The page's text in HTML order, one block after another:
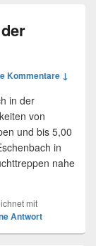
Kommentare ↓
in der
von
und bis 5,00
in
nahe
in der
mit
Antwort